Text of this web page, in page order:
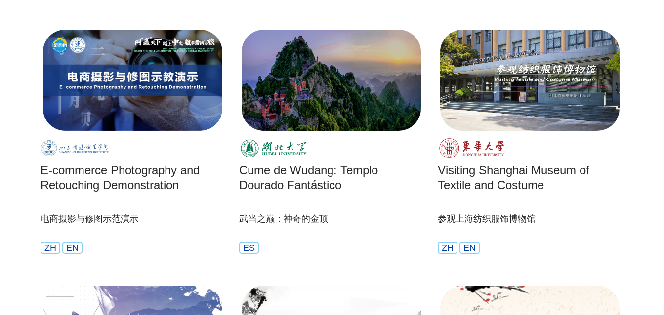
E-commerce Photography and
Retouching Demonstration
电商摄影与修图示范演示
ZH EN
Cume de Wudang: Templo
Dourado Fantástico
武当之巅：神奇的金顶
ES
Visiting Shanghai Museum of
Textile and Costume
参观上海纺织服饰博物馆
ZH EN